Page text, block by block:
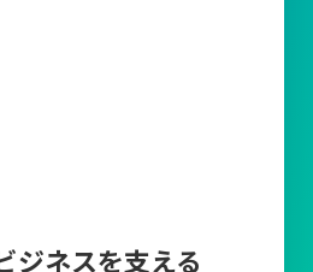
ジネスを支える